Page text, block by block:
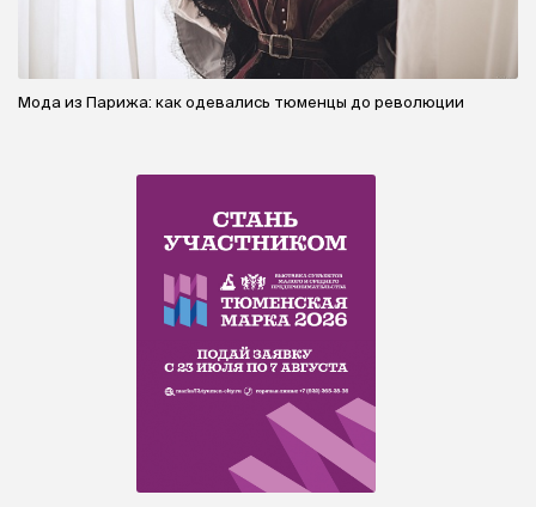
Мода из Парижа: как одевались тюменцы до революции